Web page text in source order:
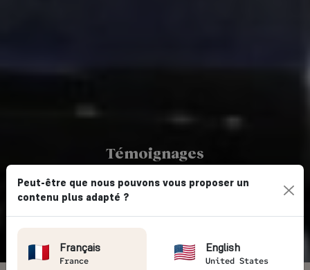
Témoignages
AVIS VOYAGEURS
Vintage Rides→ Avis clients
Peut-être que nous pouvons vous proposer un
contenu plus adapté ?
Français
France
English
United States